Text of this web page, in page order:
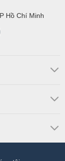
Hồ Chí Minh